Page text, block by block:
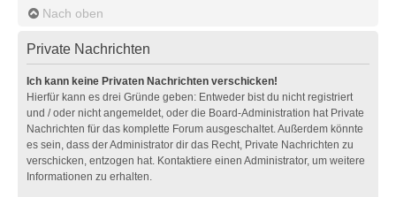
Nach oben
Private Nachrichten
Ich kann keine Privaten Nachrichten verschicken!
Hierfür kann es drei Gründe geben: Entweder bist du nicht registriert
und / oder nicht angemeldet, oder die Board-Administration hat Private
Nachrichten für das komplette Forum ausgeschaltet. Außerdem könnte
es sein, dass der Administrator dir das Recht, Private Nachrichten zu
verschicken, entzogen hat. Kontaktiere einen Administrator, um weitere
Informationen zu erhalten.